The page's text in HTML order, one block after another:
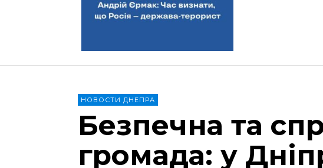
НОВОСТИ ДНЕПРА
Безпечна та
громада: у